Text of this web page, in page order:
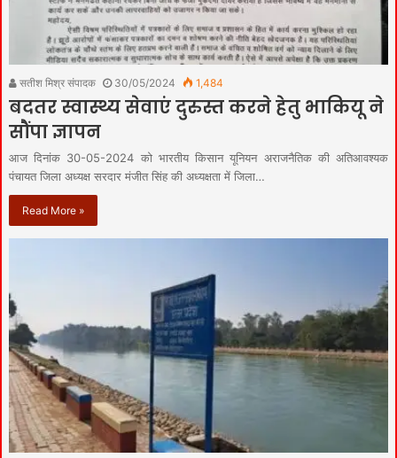
सतीश मिश्र संपादक 30/05/2024 1,484
बदतर स्वास्थ्य सेवाएं दुरुस्त करने हेतु भाकियू ने
सौंपा ज्ञापन
आज दिनांक 30-05-2024 को भारतीय किसान यूनियन अराजनैतिक की अतिआवश्यक
पंचायत जिला अध्यक्ष सरदार मंजीत सिंह की अध्यक्षता में जिला…
Read More »